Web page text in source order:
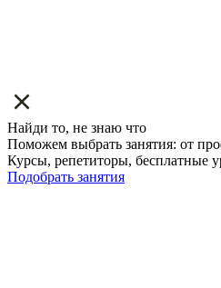
Найди то, не знаю что
Поможем выбрать занятия: от
Курсы, репетиторы, бесплатные
Подобрать занятия